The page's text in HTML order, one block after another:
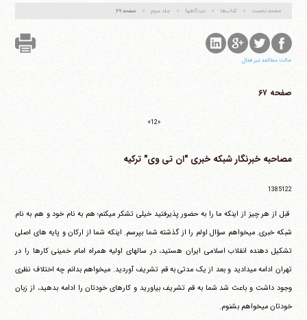
صفحه نخست کتاب‌ها دیدگاهها جلد سوم صفحه ۶۷
حالت مطالعه غیر فعال
صفحه ۶۷
«12»
مصاحبه خبرنگار شبکه خبری "ان تی وی" ترکیه
1385122
‏ قبل از هر چیز از اینکه ما را به حضور پذیرفتید خیلی تشکر می‎کنم؛ هم به نام خود و هم به نام
شبکه خبری. می‎خواهم سؤال اولم را از گذشته شما بپرسم. اینکه شما از ارکان و پایه های اصلی
تشکیل دهنده انقلاب اسلامی ایران هستید، در سالهای اولیه همراه امام خمینی کارها را در
تهران ادامه می‎دادید و بعد از یک مدتی به قم تشریف آوردید. می‎خواهم بدانم چه اختلاف نظری
وجود داشت و باعث شد شما به قم تشریف بیاورید و کارهای خودتان را ادامه بدهید، از زبان
خودتان می‎خواهم بشنوم.